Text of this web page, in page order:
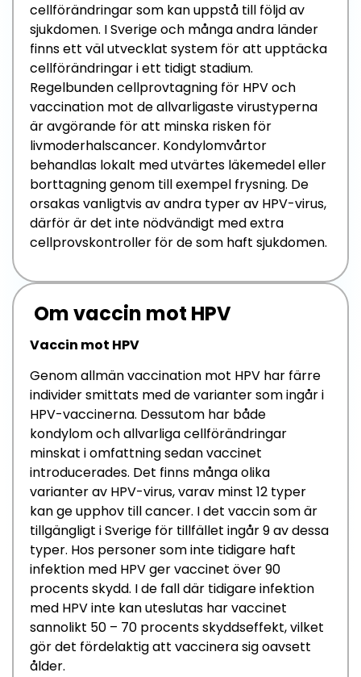
cellförändringar som kan uppstå till följd av
sjukdomen. I Sverige och många andra länder
finns ett väl utvecklat system för att upptäcka
cellförändringar i ett tidigt stadium.
Regelbunden cellprovtagning för HPV och
vaccination mot de allvarligaste virustyperna
är avgörande för att minska risken för
livmoderhalscancer. Kondylomvårtor
behandlas lokalt med utvärtes läkemedel eller
borttagning genom till exempel frysning. De
orsakas vanligtvis av andra typer av HPV-virus,
därför är det inte nödvändigt med extra
cellprovskontroller för de som haft sjukdomen.
Om vaccin mot HPV
Vaccin mot HPV
Genom allmän vaccination mot HPV har färre
individer smittats med de varianter som ingår i
HPV-vaccinerna. Dessutom har både
kondylom och allvarliga cellförändringar
minskat i omfattning sedan vaccinet
introducerades. Det finns många olika
varianter av HPV-virus, varav minst 12 typer
kan ge upphov till cancer. I det vaccin som är
tillgängligt i Sverige för tillfället ingår 9 av dessa
typer. Hos personer som inte tidigare haft
infektion med HPV ger vaccinet över 90
procents skydd. I de fall där tidigare infektion
med HPV inte kan uteslutas har vaccinet
sannolikt 50 – 70 procents skyddseffekt, vilket
gör det fördelaktig att vaccinera sig oavsett
ålder.